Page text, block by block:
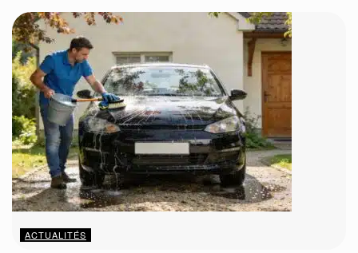
ACTUALITÉS